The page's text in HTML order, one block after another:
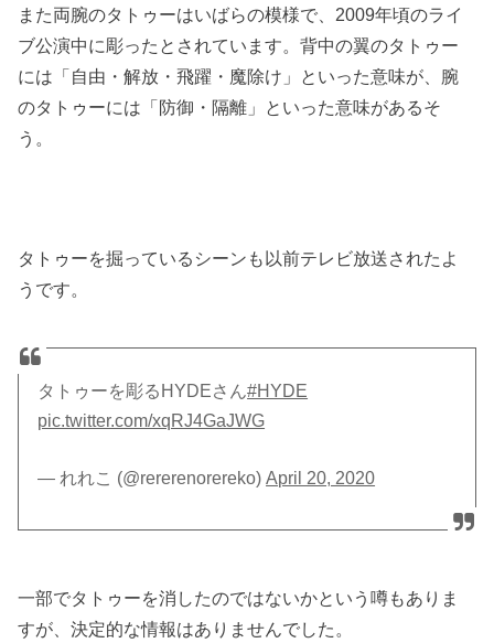
また両腕のタトゥーはいばらの模様で、2009年頃のライ
ブ公演中に彫ったとされています。背中の翼のタトゥー
には「自由・解放・飛躍・魔除け」といった意味が、腕
のタトゥーには「防御・隔離」といった意味があるそ
う。
タトゥーを掘っているシーンも以前テレビ放送されたよ
うです。
タトゥーを彫るHYDEさん#HYDE
pic.twitter.com/xqRJ4GaJWG
— れれこ (@rererenorereko)April 20, 2020
一部でタトゥーを消したのではないかという噂もありま
すが、決定的な情報はありませんでした。